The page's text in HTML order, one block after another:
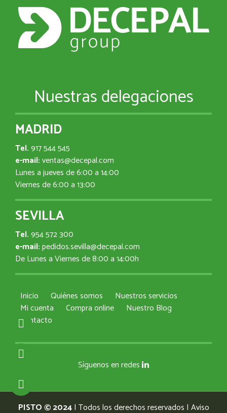
Nuestras delegaciones
MADRID
Tel.917 544 545
e-mail:ventas@decepal.com
Lunes a jueves de 6:00 a 14:00
Viernes de 6:00 a 13:00
SEVILLA
Tel.954 572 300
e-mail:pedidos.sevilla@decepal.com
De Lunes a Viernes de 8:00 a 14:00h
Inicio Quiénes somos
Nuestros servicios
Mi cuenta
Compra online
Nuestro Blog
Contacto
Síguenos en redes
PISTO © 2024| Todos los derechos reservados | Aviso